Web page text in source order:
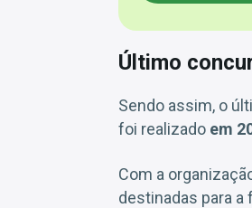
Último
Sendo assim, o
foi realizado em
Com a
destinadas para a